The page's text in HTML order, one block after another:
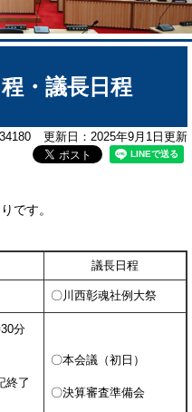
・議長日程
更新日：2025年9月1日更新
です。
議長日程
〇川西彰魂社例大祭
30分
終了
〇本会議（初日）
〇決算審査準備会